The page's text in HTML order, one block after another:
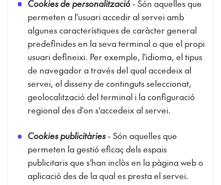
Cookies de personalització - Són aquelles que
permeten a l'usuari accedir al servei amb
algunes característiques de caràcter general
predefinides en la seva terminal o que el propi
usuari defineixi. Per exemple, l'idioma, el tipus
de navegador a través del qual accedeix al
servei, el disseny de continguts seleccionat,
geolocalització del terminal i la configuració
regional des d'on s'accedeix al servei.
Cookies publicitàries - Són aquelles que
permeten la gestió eficaç dels espais
publicitaris que s'han inclòs en la pàgina web o
aplicació des de la qual es presta el servei.